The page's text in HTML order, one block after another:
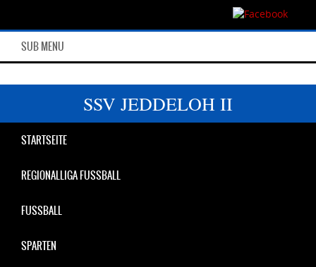
SUB MENU
SSV JEDDELOH II
STARTSEITE
REGIONALLIGA FUSSBALL
FUSSBALL
SPARTEN